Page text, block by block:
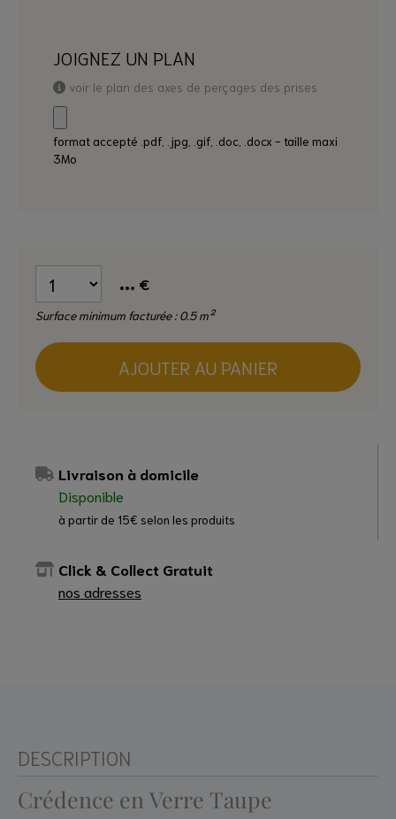
JOIGNEZ UN PLAN
voir le plan des axes de perçages des prises
format accepté .pdf, .jpg, .gif, .doc, .docx - taille maxi
3Mo
... €
Surface minimum facturée : 0.5 m²
AJOUTER AU PANIER
Livraison à domicile
Disponible
à partir de 15€ selon les produits
Click & Collect Gratuit
nos adresses
DESCRIPTION
Crédence en Verre Taupe